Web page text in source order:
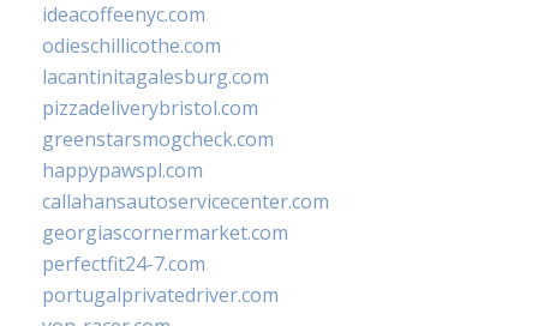
ideacoffeenyc.com
odieschillicothe.com
lacantinitagalesburg.com
pizzadeliverybristol.com
greenstarsmogcheck.com
happypawspl.com
callahansautoservicecenter.com
georgiascornermarket.com
perfectfit24-7.com
portugalprivatedriver.com